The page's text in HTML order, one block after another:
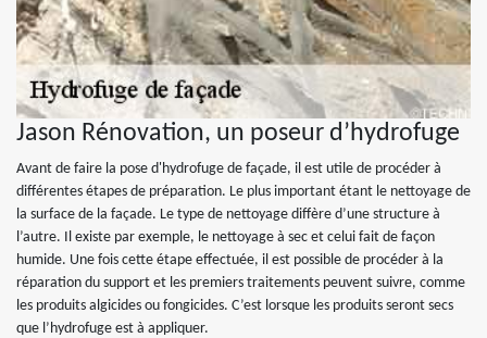
Jason Rénovation, un poseur d’hydrofuge
Avant de faire la pose d'hydrofuge de façade, il est utile de procéder à
différentes étapes de préparation. Le plus important étant le nettoyage de
la surface de la façade. Le type de nettoyage diffère d’une structure à
l’autre. Il existe par exemple, le nettoyage à sec et celui fait de façon
humide. Une fois cette étape effectuée, il est possible de procéder à la
réparation du support et les premiers traitements peuvent suivre, comme
les produits algicides ou fongicides. C’est lorsque les produits seront secs
que l’hydrofuge est à appliquer.